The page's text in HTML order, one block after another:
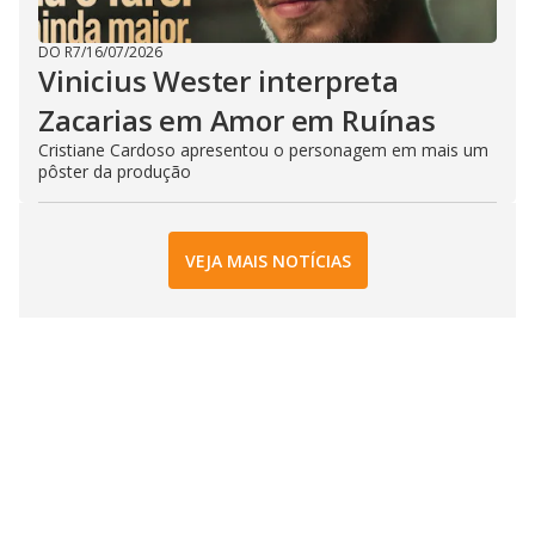
DO R7/16/07/2026
Vinicius Wester interpreta
Zacarias em Amor em Ruínas
Cristiane Cardoso apresentou o personagem em mais um
pôster da produção
VEJA MAIS NOTÍCIAS